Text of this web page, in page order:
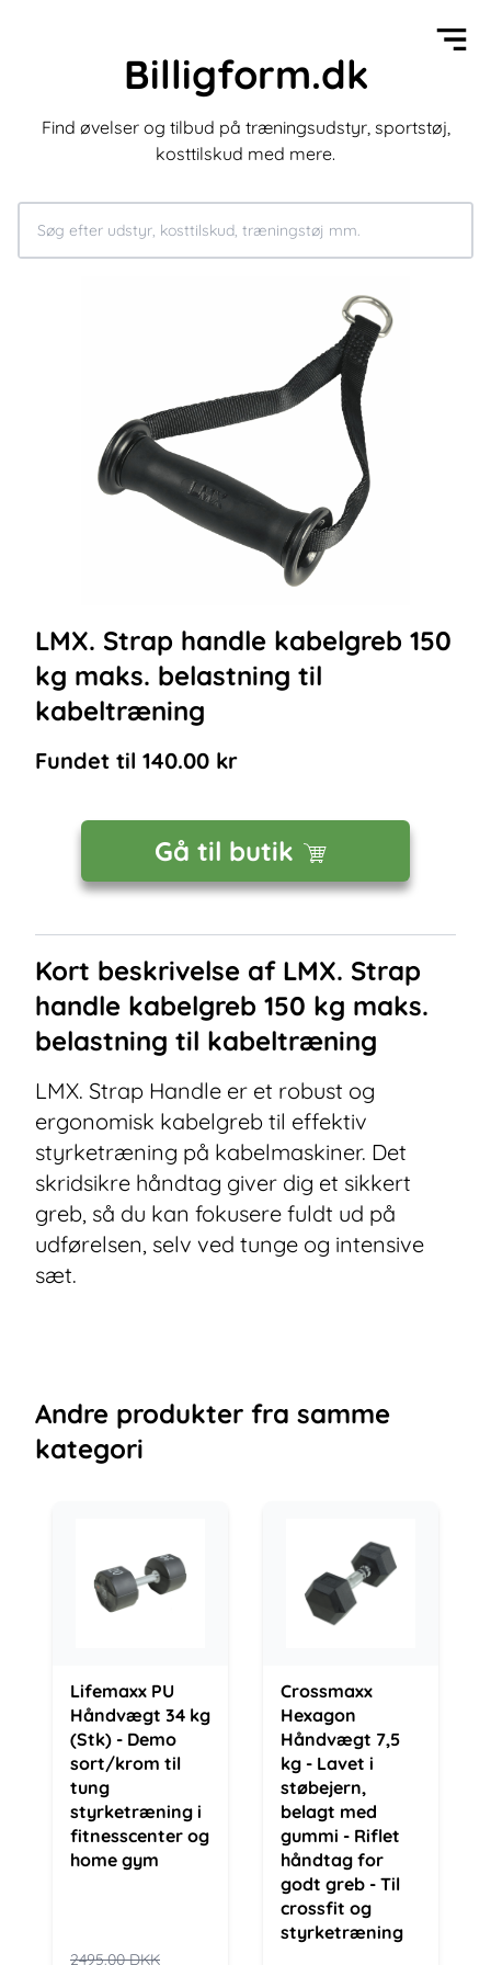
Billigform.dk
Find øvelser og tilbud på træningsudstyr, sportstøj,
kosttilskud med mere.
LMX. Strap handle kabelgreb 150
kg maks. belastning til
kabeltræning
Fundet til 140.00 kr
Gå til butik
Kort beskrivelse af LMX. Strap
handle kabelgreb 150 kg maks.
belastning til kabeltræning
LMX. Strap Handle er et robust og
ergonomisk kabelgreb til effektiv
styrketræning på kabelmaskiner. Det
skridsikre håndtag giver dig et sikkert
greb, så du kan fokusere fuldt ud på
udførelsen, selv ved tunge og intensive
sæt.
Andre produkter fra samme
kategori
Lifemaxx PU
Håndvægt 34 kg
(Stk) - Demo
sort/krom til
tung
styrketræning i
fitnesscenter og
home gym
2495.00DKK
Crossmaxx
Hexagon
Håndvægt 7,5
kg - Lavet i
støbejern,
belagt med
gummi - Riflet
håndtag for
godt greb - Til
crossfit og
styrketræning